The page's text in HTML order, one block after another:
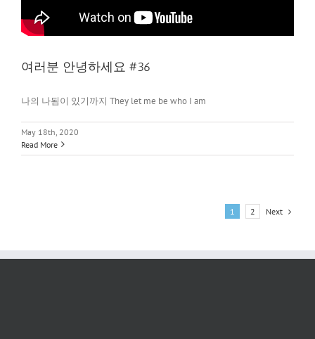
여러분 안녕하세요 #36
나의 나됨이 있기까지 They let me be who I am
May 18th, 2020
Read More
1 2 Next